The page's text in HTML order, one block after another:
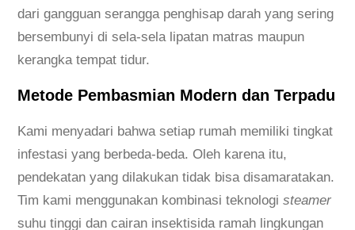
dari gangguan serangga penghisap darah yang sering
bersembunyi di sela-sela lipatan matras maupun
kerangka tempat tidur.
Metode Pembasmian Modern dan Terpadu
Kami menyadari bahwa setiap rumah memiliki tingkat
infestasi yang berbeda-beda. Oleh karena itu,
pendekatan yang dilakukan tidak bisa disamaratakan.
Tim kami menggunakan kombinasi teknologisteamer
suhu tinggi dan cairan insektisida ramah lingkungan